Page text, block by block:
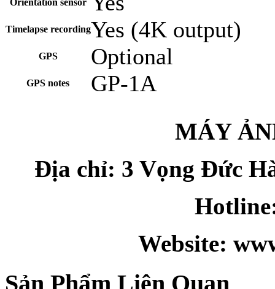
Orientation sensor
Timelapse recordingYes (4K output)
GPS Optional
GPS notes GP-1A
MÁY
Địa chỉ: 3 Vọng Đức
Website:
Sản Phẩm Liên Quan